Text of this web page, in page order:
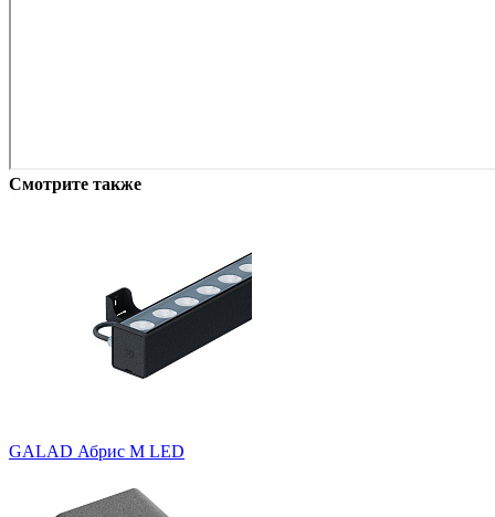
Смотрите также
GALAD Абрис M LED